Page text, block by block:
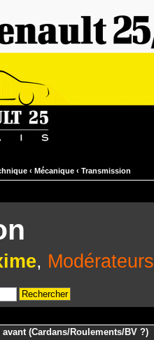
‹ Mécanique ‹ Transmission
, Modérateurs
(Cardans/Roulements/BV ?)